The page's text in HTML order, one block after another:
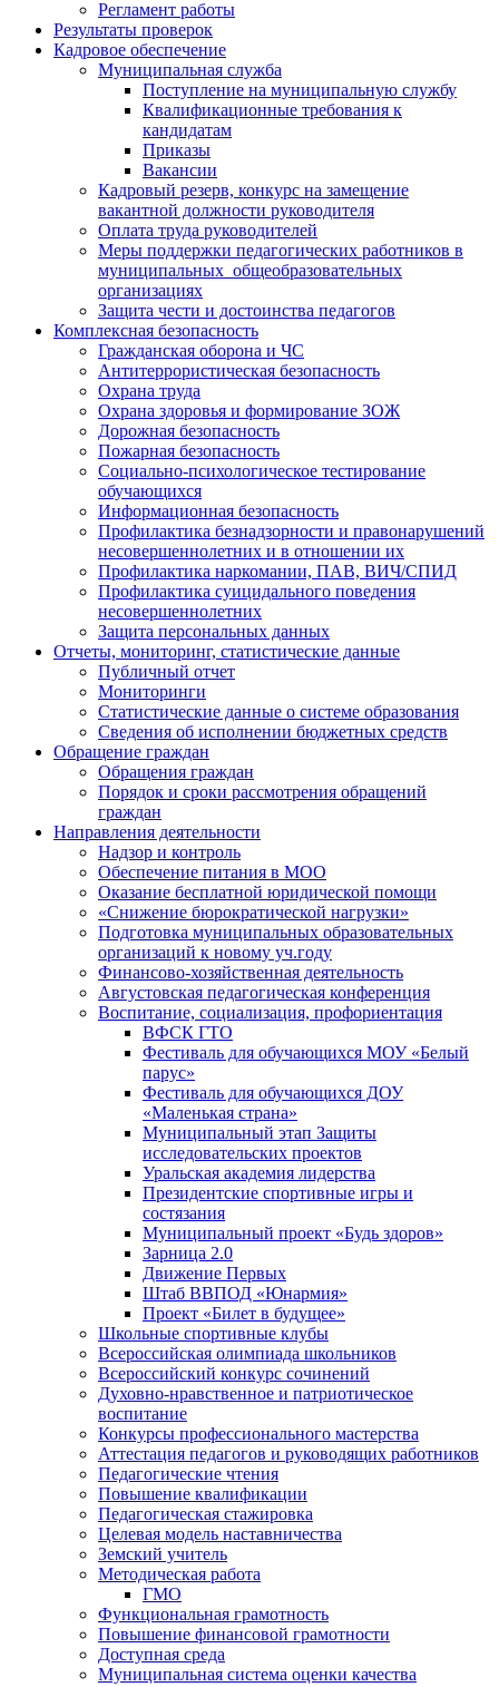
Регламент работы
Результаты проверок
Кадровое обеспечение
Муниципальная служба
Поступление на муниципальную службу
Квалификационные требования к
кандидатам
Приказы
Вакансии
Кадровый резерв, конкурс на замещение
вакантной должности руководителя
Оплата труда руководителей
Меры поддержки педагогических работников в
муниципальных общеобразовательных
организациях
Защита чести и достоинства педагогов
Комплексная безопасность
Гражданская оборона и ЧС
Антитеррористическая безопасность
Охрана труда
Охрана здоровья и формирование ЗОЖ
Дорожная безопасность
Пожарная безопасность
Социально-психологическое тестирование
обучающихся
Информационная безопасность
Профилактика безнадзорности и правонарушений
несовершеннолетних и в отношении их
Профилактика наркомании, ПАВ, ВИЧ/СПИД
Профилактика суицидального поведения
несовершеннолетних
Защита персональных данных
Отчеты, мониторинг, статистические данные
Публичный отчет
Мониторинги
Статистические данные о системе образования
Сведения об исполнении бюджетных средств
Обращение граждан
Обращения граждан
Порядок и сроки рассмотрения обращений
граждан
Направления деятельности
Надзор и контроль
Обеспечение питания в МОО
Оказание бесплатной юридической помощи
«Снижение бюрократической нагрузки»
Подготовка муниципальных образовательных
организаций к новому уч.году
Финансово-хозяйственная деятельность
Августовская педагогическая конференция
Воспитание, социализация, профориентация
ВФСК ГТО
Фестиваль для обучающихся МОУ «Белый
парус»
Фестиваль для обучающихся ДОУ
«Маленькая страна»
Муниципальный этап Защиты
исследовательских проектов
Уральская академия лидерства
Президентские спортивные игры и
состязания
Муниципальный проект «Будь здоров»
Зарница 2.0
Движение Первых
Штаб ВВПОД «Юнармия»
Проект «Билет в будущее»
Школьные спортивные клубы
Всероссийская олимпиада школьников
Всероссийский конкурс сочинений
Духовно-нравственное и патриотическое
воспитание
Конкурсы профессионального мастерства
Аттестация педагогов и руководящих работников
Педагогические чтения
Повышение квалификации
Педагогическая стажировка
Целевая модель наставничества
Земский учитель
Методическая работа
ГМО
Функциональная грамотность
Повышение финансовой грамотности
Доступная среда
Муниципальная система оценки качества